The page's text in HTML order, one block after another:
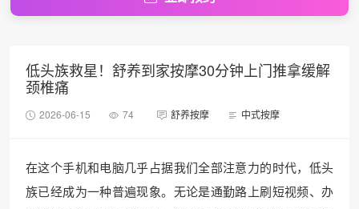
低头族救星！舒养到家按摩30分钟上门推拿缓解
颈椎痛
2026-06-15 74 舒养按摩 中式按摩
在这个手机和电脑几乎占据我们全部注意力的时代，低头
族已经成为一种普遍现象。无论是通勤路上刷短视频、办